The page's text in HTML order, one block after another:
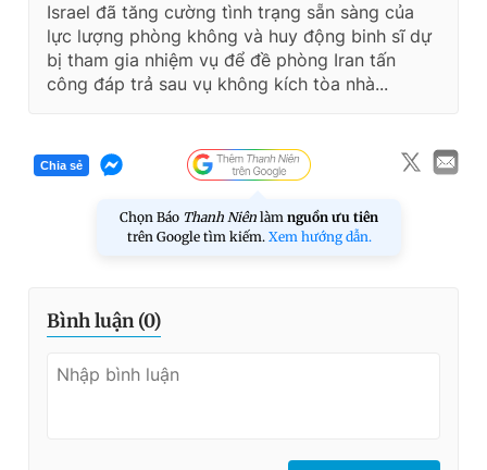
Israel đã tăng cường tình trạng sẵn sàng của
lực lượng phòng không và huy động binh sĩ dự
bị tham gia nhiệm vụ để đề phòng Iran tấn
công đáp trả sau vụ không kích tòa nhà...
Chia sẻ
Chọn Báo Thanh Niên làm nguồn ưu tiên
trên Google tìm kiếm. Xem hướng dẫn.
Bình luận (0)